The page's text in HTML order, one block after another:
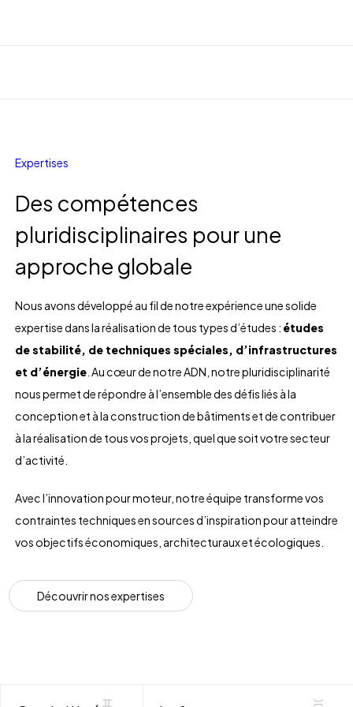
Expertises
Des compétences
pluridisciplinaires pour une
approche globale
Nous avons développé au fil de notre expérience une solide
expertise dans la réalisation de tous types d’études : études
de stabilité, de techniques spéciales, d’infrastructures
et d’énergie. Au cœur de notre ADN, notre pluridisciplinarité
nous permet de répondre à l’ensemble des défis liés à la
conception et à la construction de bâtiments et de contribuer
à la réalisation de tous vos projets, quel que soit votre secteur
d’activité.
Avec l’innovation pour moteur, notre équipe transforme vos
contraintes techniques en sources d’inspiration pour atteindre
vos objectifs économiques, architecturaux et écologiques.
Découvrirnosexpertises
Expertises